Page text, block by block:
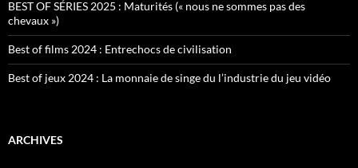
BEST OF SÉRIES 2025 : Maturités (« nous ne sommes pas des
chevaux »)
Best of films 2024 : Entrechocs de civilisation
Best of jeux 2024 : La monnaie de singe du l’industrie du jeu vidéo
ARCHIVES